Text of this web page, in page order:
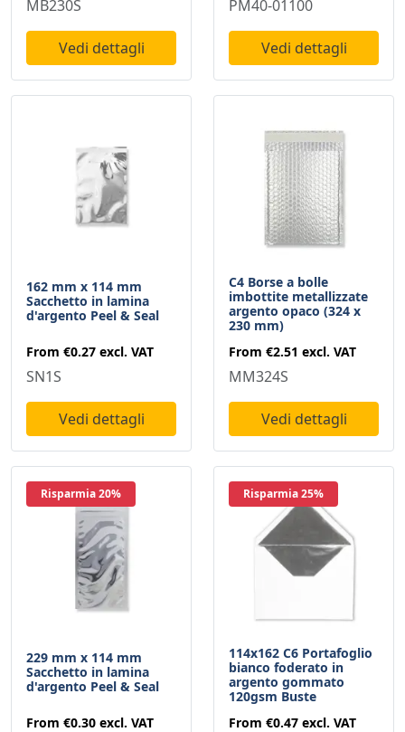
MB230S
Vedi dettagli
PM40-01100
Vedi dettagli
162 mm x 114 mm
Sacchetto in lamina
d'argento Peel & Seal
From €0.27 excl. VAT
SN1S
Vedi dettagli
C4 Borse a bolle
imbottite metallizzate
argento opaco (324 x
230 mm)
From €2.51 excl. VAT
MM324S
Vedi dettagli
Risparmia 20%
229 mm x 114 mm
Sacchetto in lamina
d'argento Peel & Seal
From €0.30 excl. VAT
Risparmia 25%
114x162 C6 Portafoglio
bianco foderato in
argento gommato
120gsm Buste
From €0.47 excl. VAT